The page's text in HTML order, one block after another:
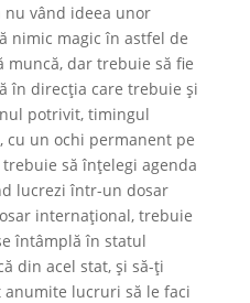
nu vând ideea unor
nimic magic în astfel de
muncă, dar trebuie să fie
în direcția care trebuie și
potrivit, timingul
cu un ochi permanent pe
să înțelegi agenda
lucrezi într-un dosar
internațional, trebuie
întâmplă în statul
din acel stat, și să-ți
lucruri să le faci